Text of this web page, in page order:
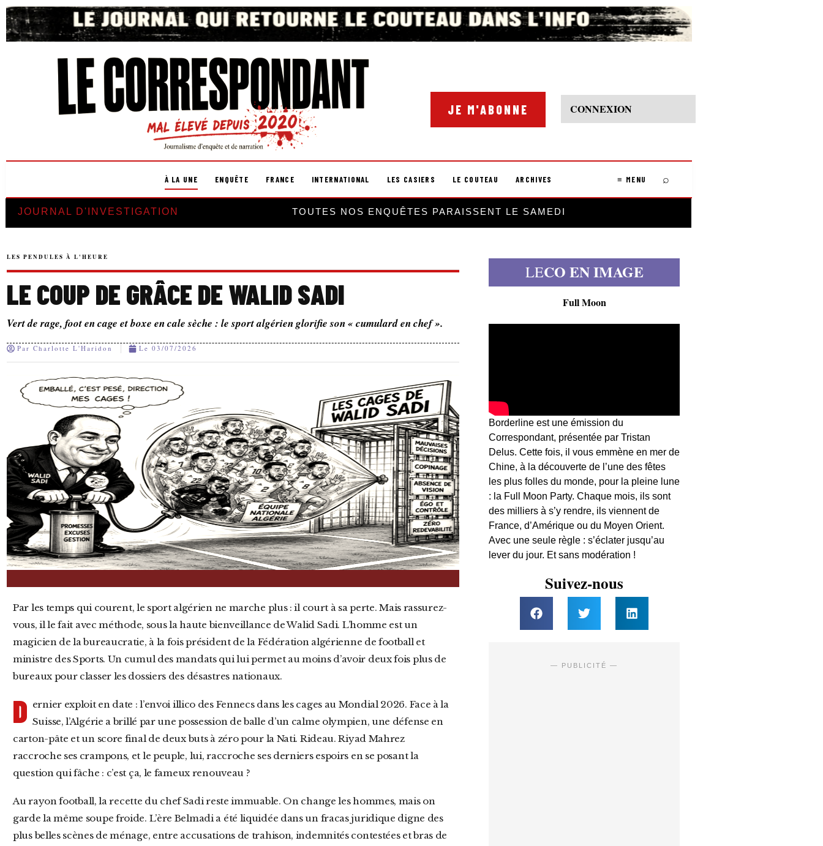
JE M'ABONNE CONNEXION
À LA UNE ENQUÊTE FRANCE INTERNATIONAL LES CASIERS LE COUTEAU ARCHIVES ≡ MENU ⌕
JOURNAL D'INVESTIGATION TOUTES NOS ENQUÊTES PARAISSENT LE SAMEDI
LES PENDULES À L'HEURE
LE COUP DE GRÂCE DE WALID SADI
Vert de rage, foot en cage et boxe en cale sèche : le sport algérien glorifie son « cumulard en chef ».
Par Charlotte L'Haridon Le 03/07/2026
Par les temps qui courent, le sport algérien ne marche plus : il court à sa perte. Mais rassurez-
vous, il le fait avec méthode, sous la haute bienveillance de Walid Sadi. L’homme est un
magicien de la bureaucratie, à la fois président de la Fédération algérienne de football et
ministre des Sports. Un cumul des mandats qui lui permet au moins d’avoir deux fois plus de
bureaux pour classer les dossiers des désastres nationaux.
D ernier exploit en date : l’envoi illico des Fennecs dans les cages au Mondial 2026. Face à la
Suisse, l’Algérie a brillé par une possession de balle d’un calme olympien, une défense en
carton-pâte et un score final de deux buts à zéro pour la Nati. Rideau. Riyad Mahrez
raccroche ses crampons, et le peuple, lui, raccroche ses derniers espoirs en se posant la
question qui fâche : c’est ça, le fameux renouveau ?
Au rayon football, la recette du chef Sadi reste immuable. On change les hommes, mais on
garde la même soupe froide. L’ère Belmadi a été liquidée dans un fracas juridique digne des
plus belles scènes de ménage, entre accusations de trahison, indemnités contestées et bras de
LECO EN IMAGE
Full Moon
Borderline est une émission du
Correspondant, présentée par Tristan
Delus. Cette fois, il vous emmène en mer de
Chine, à la découverte de l’une des fêtes
les plus folles du monde, pour la pleine lune
: la Full Moon Party. Chaque mois, ils sont
des milliers à s’y rendre, ils viennent de
France, d’Amérique ou du Moyen Orient.
Avec une seule règle : s’éclater jusqu’au
lever du jour. Et sans modération !
Suivez-nous
— PUBLICITÉ —